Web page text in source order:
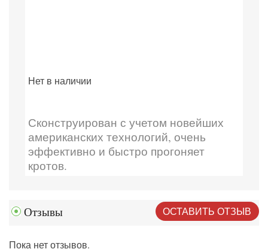
Нет в наличии
Сконструирован с учетом новейших
американских технологий, очень
эффективно и быстро прогоняет
кротов.
Отзывы ОСТАВИТЬ ОТЗЫВ
Пока нет отзывов.